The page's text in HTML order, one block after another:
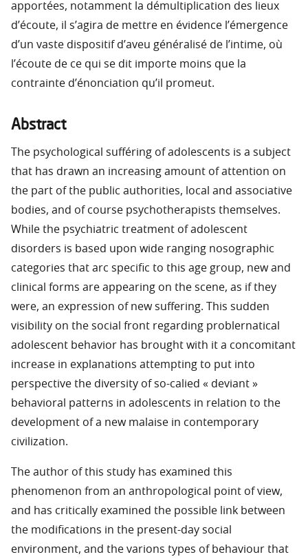
apportées, notamment la démultiplication des lieux
d’écoute, il s’agira de mettre en évidence l’émergence
d’un vaste dispositif d’aveu généralisé de l’intime, où
l’écoute de ce qui se dit importe moins que la
contrainte d’énonciation qu’il promeut.
Abstract
The psychological sufféring of adolescents is a subject
that has drawn an increasing amount of attention on
the part of the public authorities, local and associative
bodies, and of course psychotherapists themselves.
While the psychiatric treatment of adolescent
disorders is based upon wide ranging nosographic
categories that arc specific to this age group, new and
clinical forms are appearing on the scene, as if they
were, an expression of new suffering. This sudden
visibility on the social front regarding problernatical
adolescent behavior has brought with it a concomitant
increase in explanations attempting to put into
perspective the diversity of so-calied « deviant »
behavioral patterns in adolescents in relation to the
development of a new malaise in contemporary
civilization.
The author of this study has examined this
phenomenon from an anthropological point of view,
and has critically examined the possible link between
the modifications in the present-day social
environment, and the varions types of behaviour that